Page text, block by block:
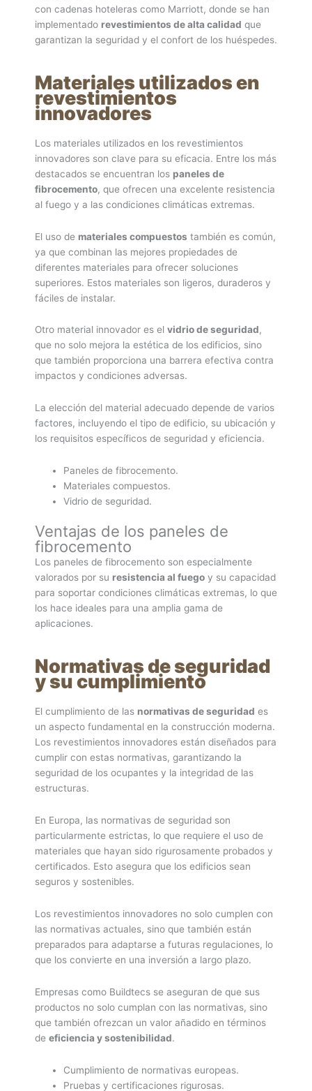
con cadenas hoteleras como Marriott, donde se han
implementado revestimientos de alta calidad que
garantizan la seguridad y el confort de los huéspedes.
Materiales utilizados en
revestimientos
innovadores
Los materiales utilizados en los revestimientos
innovadores son clave para su eficacia. Entre los más
destacados se encuentran los paneles de
fibrocemento, que ofrecen una excelente resistencia
al fuego y a las condiciones climáticas extremas.
El uso de materiales compuestos también es común,
ya que combinan las mejores propiedades de
diferentes materiales para ofrecer soluciones
superiores. Estos materiales son ligeros, duraderos y
fáciles de instalar.
Otro material innovador es el vidrio de seguridad,
que no solo mejora la estética de los edificios, sino
que también proporciona una barrera efectiva contra
impactos y condiciones adversas.
La elección del material adecuado depende de varios
factores, incluyendo el tipo de edificio, su ubicación y
los requisitos específicos de seguridad y eficiencia.
Paneles de fibrocemento.
Materiales compuestos.
Vidrio de seguridad.
Ventajas de los paneles de
fibrocemento
Los paneles de fibrocemento son especialmente
valorados por su resistencia al fuego y su capacidad
para soportar condiciones climáticas extremas, lo que
los hace ideales para una amplia gama de
aplicaciones.
Normativas de seguridad
y su cumplimiento
El cumplimiento de las normativas de seguridad es
un aspecto fundamental en la construcción moderna.
Los revestimientos innovadores están diseñados para
cumplir con estas normativas, garantizando la
seguridad de los ocupantes y la integridad de las
estructuras.
En Europa, las normativas de seguridad son
particularmente estrictas, lo que requiere el uso de
materiales que hayan sido rigurosamente probados y
certificados. Esto asegura que los edificios sean
seguros y sostenibles.
Los revestimientos innovadores no solo cumplen con
las normativas actuales, sino que también están
preparados para adaptarse a futuras regulaciones, lo
que los convierte en una inversión a largo plazo.
Empresas como Buildtecs se aseguran de que sus
productos no solo cumplan con las normativas, sino
que también ofrezcan un valor añadido en términos
de eficiencia y sostenibilidad.
Cumplimiento de normativas europeas.
Pruebas y certificaciones rigurosas.